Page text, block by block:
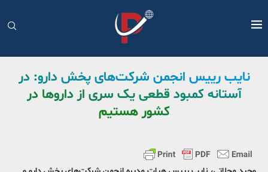
نایب رییس انجمن شرکت‌های پخش دارو: در
آستانه کمبود قطعی یک سری از داروها در
کشور هستیم